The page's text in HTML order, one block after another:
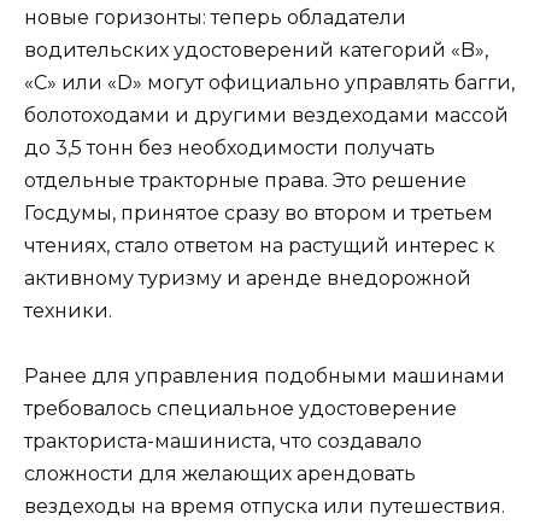
новые горизонты: теперь обладатели
водительских удостоверений категорий «B»,
«C» или «D» могут официально управлять багги,
болотоходами и другими вездеходами массой
до 3,5 тонн без необходимости получать
отдельные тракторные права. Это решение
Госдумы, принятое сразу во втором и третьем
чтениях, стало ответом на растущий интерес к
активному туризму и аренде внедорожной
техники.
Ранее для управления подобными машинами
требовалось специальное удостоверение
тракториста-машиниста, что создавало
сложности для желающих арендовать
вездеходы на время отпуска или путешествия.